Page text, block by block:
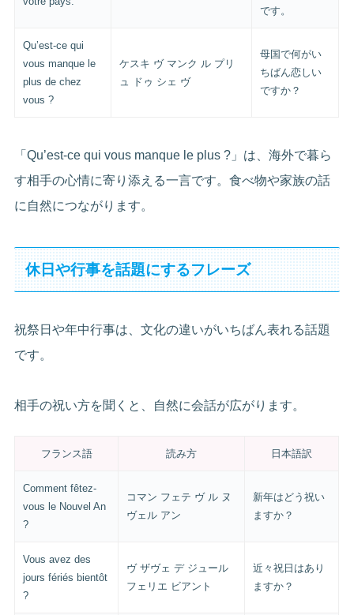
です。
Qu’est-ce qui
vous manque le
plus de chez
vous ?
ケスキ ヴ マンク ル プリ
ュ ドゥ シェ ヴ
母国で何がい
ちばん恋しい
ですか？
「Qu’est-ce qui vous manque le plus ?」は、海外で暮ら
す相手の心情に寄り添える一言です。食べ物や家族の話
に自然につながります。
休日や行事を話題にするフレーズ
祝祭日や年中行事は、文化の違いがいちばん表れる話題
です。
相手の祝い方を聞くと、自然に会話が広がります。
フランス語 読み方 日本語訳
Comment fêtez-
vous le Nouvel An
?
コマン フェテ ヴ ル ヌ
ヴェル アン
新年はどう祝い
ますか？
Vous avez des
jours fériés bientôt
?
ヴ ザヴェ デ ジュール
フェリエ ビアント
近々祝日はあり
ますか？